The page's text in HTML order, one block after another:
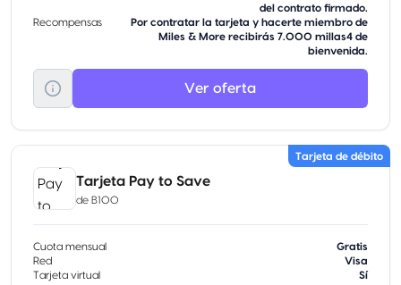
del contrato firmado.
Recompensas
Por contratar la tarjeta y hacerte miembro de
Miles & More recibirás 7.000 millas4 de
bienvenida.
Ver oferta
Tarjeta de débito
Tarjeta Pay to Save
de B100
Cuota mensual
Gratis
Red
Visa
Tarjeta virtual
Sí